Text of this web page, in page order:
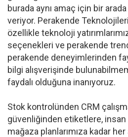
burada aynı amaç için bir
veriyor. Perakende Teknolojileri
özellikle teknoloji
seçenekleri ve perakende
perakende deneyimlerinden
bilgi alışverişinde
faydalı olduğuna inanıyoruz.
Stok kontrolünden CRM
güvenliğinden etiketlere, insan
mağaza planlarımıza kadar her